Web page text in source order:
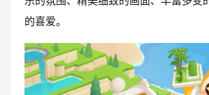
的喜爱。